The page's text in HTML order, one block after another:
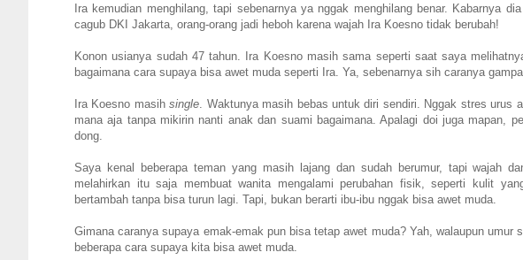
Ira kemudian menghilang, tapi sebenarnya ya nggak menghilang benar. Kabarnya
cagub DKI Jakarta, orang-orang jadi heboh karena wajah Ira Koesno tidak berubah!
Konon usianya sudah 47 tahun. Ira Koesno masih sama seperti saat saya
bagaimana cara supaya bisa awet muda seperti Ira. Ya, sebenarnya sih caranya
Ira Koesno masihsingle . Waktunya masih bebas untuk diri sendiri. Nggak stres urus
mana aja tanpa mikirin nanti anak dan suami bagaimana. Apalagi doi juga mapan,
dong.
Saya kenal beberapa teman yang masih lajang dan sudah berumur, tapi wajah
melahirkan itu saja membuat wanita mengalami perubahan fisik, seperti kulit
bertambah tanpa bisa turun lagi. Tapi, bukan berarti ibu-ibu nggak bisa awet muda.
Gimana caranya supaya emak-emak pun bisa tetap awet muda? Yah, walaupun
beberapa cara supaya kita bisa awet muda.